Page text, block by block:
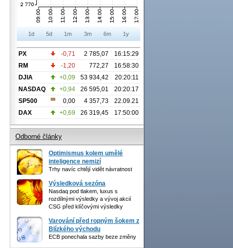
1d 5d 1m 3m 6m 1y
PX -0,71 2 785,07
16:15:29
RM
-1,20 772,27
16:58:30
DJIA
+0,09 53 934,42
20:20:11
NASDAQ
+0,94 26 595,01
20:20:17
SP500
0,00 4 357,73
22.09.21
DAX
+0,69 26 319,45 17:50:00
Odborné články
Optimismus kolem umělé
inteligence nemizí
Trhy navíc chtějí vidět návratnost
Výsledková sezóna
Nasdaq pod tlakem, luxus s
rozdílnými výsledky a vývoj akcií
CSG před klíčovými výsledky
Varování před ropným šokem z
Blízkého východu
ECB ponechala sazby beze změny